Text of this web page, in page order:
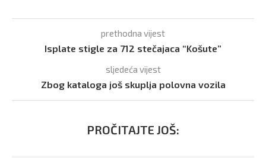
prethodna vijest
Isplate stigle za 712 stečajaca “Košute”
sljedeća vijest
Zbog kataloga još skuplja polovna vozila
PROČITAJTE JOŠ: